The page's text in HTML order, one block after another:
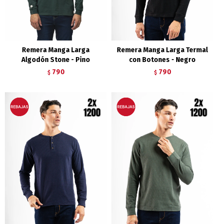
Remera Manga Larga
Algodón Stone - Pino
$ 790
Remera Manga Larga Termal
con Botones - Negro
$ 790